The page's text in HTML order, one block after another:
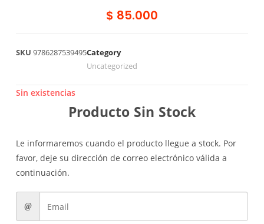
$ 85.000
SKU 9786287539495Category
Uncategorized
Sin existencias
Producto Sin Stock
Le informaremos cuando el producto llegue a stock. Por
favor, deje su dirección de correo electrónico válida a
continuación.